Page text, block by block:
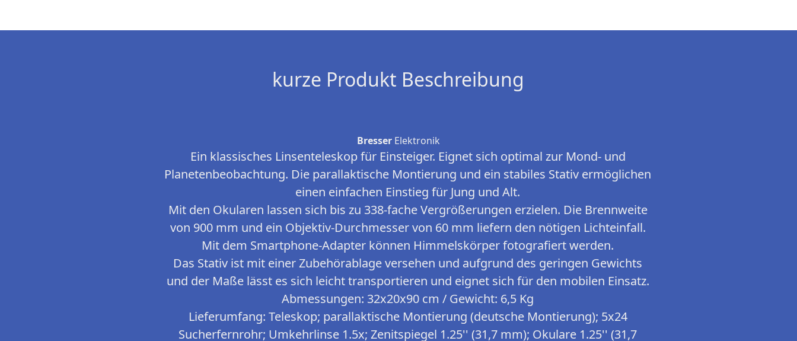
kurze Produkt Beschreibung
BresserElektronik
Ein klassisches Linsenteleskop für Einsteiger. Eignet sich optimal zur Mond- und
Planetenbeobachtung. Die parallaktische Montierung und ein stabiles Stativ ermöglichen
einen einfachen Einstieg für Jung und Alt.
Mit den Okularen lassen sich bis zu 338-fache Vergrößerungen erzielen. Die Brennweite
von 900 mm und ein Objektiv-Durchmesser von 60 mm liefern den nötigen Lichteinfall.
Mit dem Smartphone-Adapter können Himmelskörper fotografiert werden.
Das Stativ ist mit einer Zubehörablage versehen und aufgrund des geringen Gewichts
und der Maße lässt es sich leicht transportieren und eignet sich für den mobilen Einsatz.
Abmessungen: 32x20x90 cm / Gewicht: 6,5 Kg
Lieferumfang: Teleskop; parallaktische Montierung (deutsche Montierung); 5x24
Sucherfernrohr; Umkehrlinse 1.5x; Zenitspiegel 1.25'' (31,7 mm); Okulare 1.25'' (31,7